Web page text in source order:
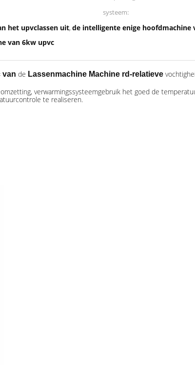
systeem:
het upvclassen uit, de intelligente enige hoofdmachine
van 6kw upvc
van de Lassenmachine Machine rd-relatieve
verwarmingssysteemgebruik het goed de
te realiseren.